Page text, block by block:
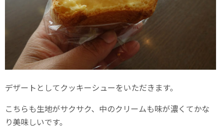
デザートとしてクッキーシューをいただきます。
こちらも生地がサクサク、中のクリームも味が濃くてかな
り美味しいです。